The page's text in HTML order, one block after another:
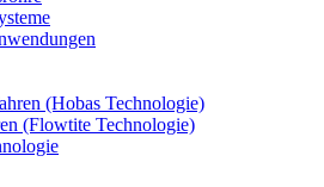
(Hobas Technologie)
(Flowtite Technologie)